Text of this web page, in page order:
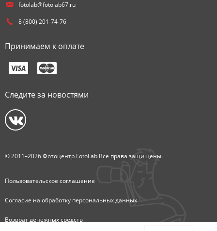
fotolab@fotolab67.ru
8 (800) 201-74-76
Принимаем к оплате
Следите за новостями
© 2011–2026 Фотоцентр FotoLab Все права защищены.
Пользовательское соглашение
Согласие на обработку персональных данных
Возврат денежных средств